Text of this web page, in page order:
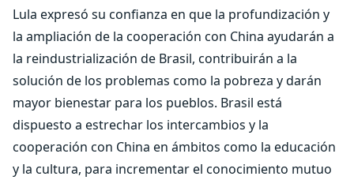
Lula expresó su confianza en que la profundización y
la ampliación de la cooperación con China ayudarán a
la reindustrialización de Brasil, contribuirán a la
solución de los problemas como la pobreza y darán
mayor bienestar para los pueblos. Brasil está
dispuesto a estrechar los intercambios y la
cooperación con China en ámbitos como la educación
y la cultura, para incrementar el conocimiento mutuo